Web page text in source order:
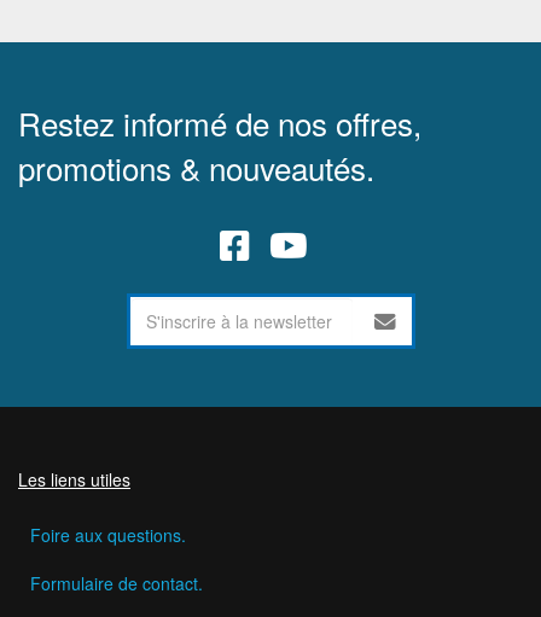
Restez informé de nos offres,
promotions & nouveautés.
Les liens utiles
Foire aux questions.
Formulaire de contact.